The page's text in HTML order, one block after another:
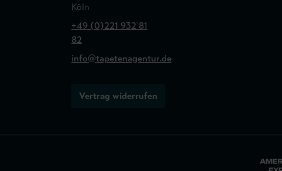
Köln
+49 (0)221 932 81
82
info@tapetenagentur.de
Vertrag widerrufen